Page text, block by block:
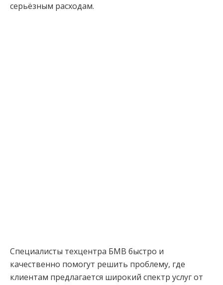
серьёзным расходам.
Специалисты техцентра БМВ быстро и
качественно помогут решить проблему, где
клиентам предлагается широкий спектр услуг от